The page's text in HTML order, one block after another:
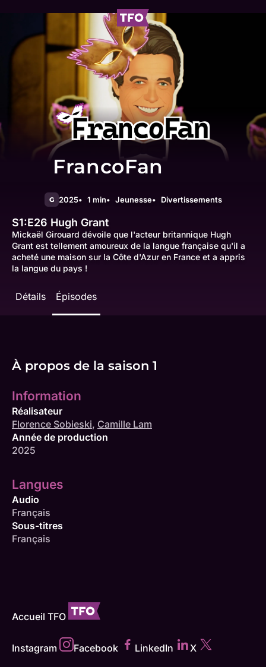
FrancoFan
G 2025 1 min Jeunesse Divertissements
S1:E26 Hugh Grant
Mickaël Girouard dévoile que l'acteur britannique Hugh
Grant est tellement amoureux de la langue française qu'il a
acheté une maison sur la Côte d'Azur en France et a appris
la langue du pays !
Détails Épisodes
À propos de la saison 1
Information
Réalisateur
Florence Sobieski, Camille Lam
Année de production
2025
Langues
Audio
Français
Sous-titres
Français
Accueil TFO
Instagram Facebook LinkedIn X